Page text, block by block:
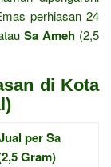
perhiasan 24
Sa Ameh (2,5
di Kota
per Sa
Gram)